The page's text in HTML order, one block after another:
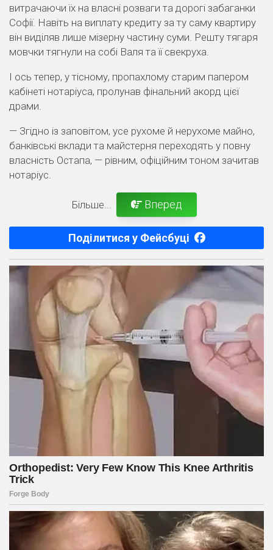
витрачаючи їх на власні розваги та дорогі забаганки
Софії. Навіть на виплату кредиту за ту саму квартиру
він виділяв лише мізерну частину суми. Решту тягаря
мовчки тягнули на собі Валя та її свекруха.
І ось тепер, у тісному, пропахлому старим папером
кабінеті нотаріуса, пролунав фінальний акорд цієї
драми.
— Згідно із заповітом, усе рухоме й нерухоме майно,
банківські вклади та майстерня переходять у повну
власність Остапа, — рівним, офіційним тоном зачитав
нотаріус.
Більше... Вперед
Поділитися у Фейсбуці